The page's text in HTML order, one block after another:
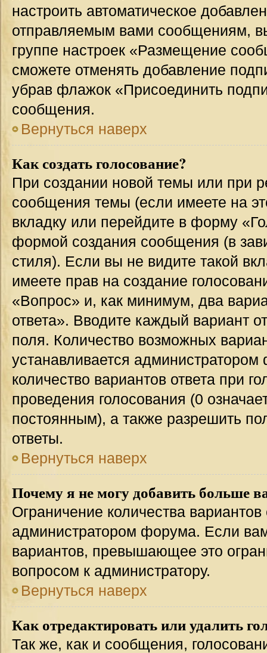
настроить автоматическое
отправляемым вами сообщениям,
группе настроек «Размещение
сможете отменять добавление
убрав флажок «Присоединить
сообщения.
Вернуться наверх
Как создать голосование?
При создании новой темы или при
сообщения темы (если имеете на
вкладку или перейдите в форму
формой создания сообщения (в
стиля). Если вы не видите такой
имеете прав на создание
«Вопрос» и, как минимум, два
ответа». Вводите каждый вариант
поля. Количество возможных
устанавливается
количество вариантов ответа при
проведения голосования (0
постоянным), а также разрешить
ответы.
Вернуться наверх
Почему я не могу добавить больше
Ограничение количества вариантов
администратором форума. Если
вариантов, превышающее это
вопросом к администратору.
Вернуться наверх
Как отредактировать или удалить
Так же, как и сообщения,